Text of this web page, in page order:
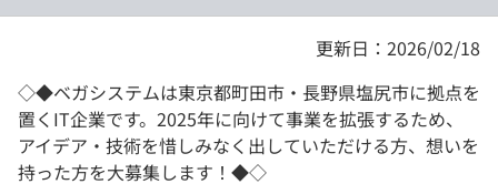
更新日：2026/02/18
◇◆ベガシステムは東京都町田市・長野県塩尻市に拠点を
置くIT企業です。2025年に向けて事業を拡張するため、
アイデア・技術を惜しみなく出していただける方、想いを
持った方を大募集します！◆◇